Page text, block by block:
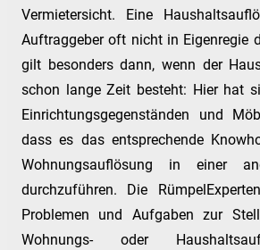
Vermietersicht. Eine
Auftraggeber oft nicht in Eigenregie
gilt besonders dann, wenn der
schon lange Zeit besteht: Hier hat
Einrichtungsgegenständen und
dass es das entsprechende
Wohnungsauflösung in einer
durchzuführen. Die
Problemen und Aufgaben zur
Wohnungs- oder